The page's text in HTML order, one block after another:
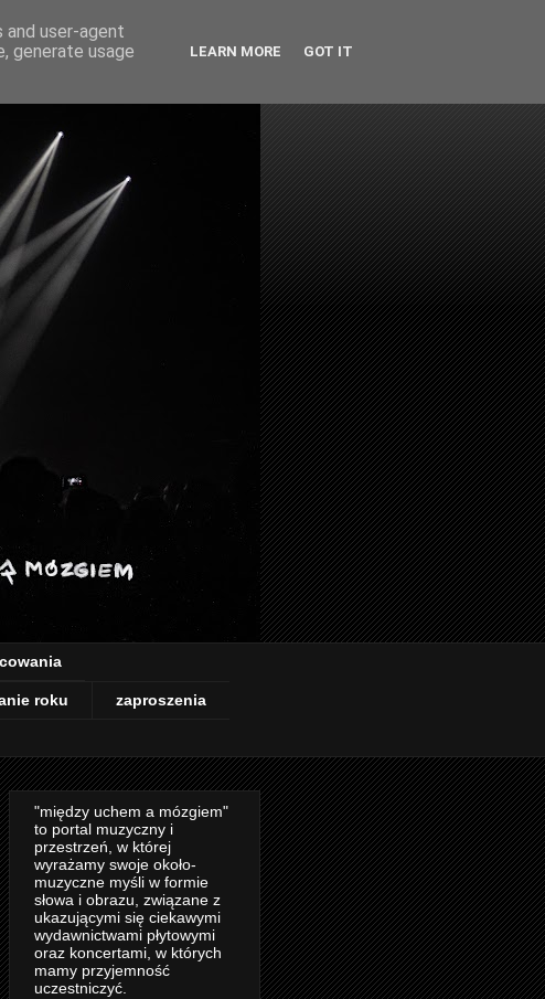
roku zaproszenia
"między uchem a mózgiem"
to portal muzyczny i
przestrzeń, w której
wyrażamy swoje około-
muzyczne myśli w formie
słowa i obrazu, związane z
ukazującymi się ciekawymi
wydawnictwami płytowymi
oraz koncertami, w których
mamy przyjemność
uczestniczyć.
user-agent
generate usage
LEARN MORE GOT IT